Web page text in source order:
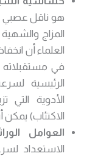
هو ناقل عصبي
المزاج
العلماء أن
في مستقبلاته
الرئيسية
الأدوية
الاكتئاب)
العوامل
الاستعداد